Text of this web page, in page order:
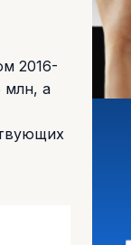
2016-
млн, а